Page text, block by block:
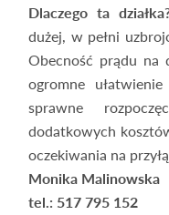
Dlaczego ta
dużej, w pełni
Obecność prądu na
ogromne
sprawne
dodatkowych
oczekiwania na
Monika Malinowska
tel.: 517 795 152